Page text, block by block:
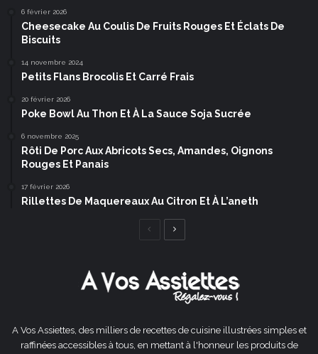
6 février 2026
Cheesecake Au Coulis De Fruits Rouges Et Éclats De
Biscuits
14 novembre 2024
Petits Flans Brocolis Et Carré Frais
20 février 2026
Poke Bowl Au Thon Et À La Sauce Soja Sucrée
6 novembre 2025
Rôti De Porc Aux Abricots Secs, Amandes, Oignons
Rouges Et Panais
17 février 2026
Rillettes De Maquereaux Au Citron Et À L’aneth
Page
A Vos Assiettes, des milliers de recettes de cuisine illustrées simples et
raffinées accessibles à tous, en mettant à l'honneur les produits de